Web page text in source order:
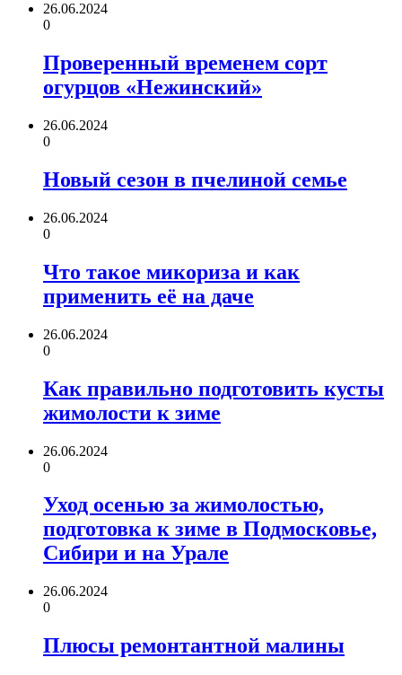
26.06.2024
0
Проверенный временем сорт
огурцов «Нежинский»
26.06.2024
0
Новый сезон в пчелиной семье
26.06.2024
0
Что такое микориза и как
применить её на даче
26.06.2024
0
Как правильно подготовить кусты
жимолости к зиме
26.06.2024
0
Уход осенью за жимолостью,
подготовка к зиме в Подмосковье,
Сибири и на Урале
26.06.2024
0
Плюсы ремонтантной малины